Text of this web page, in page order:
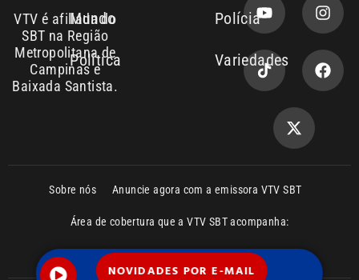
NOVIDADES POR E-MAIL
Entre em contato com a VTV News
Copyright © 2026. Todos os direitos
reservados | Empresa de Comunicação PRM
Política de privacidade